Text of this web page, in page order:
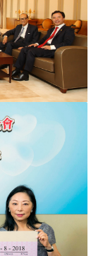
億元《愛能助》